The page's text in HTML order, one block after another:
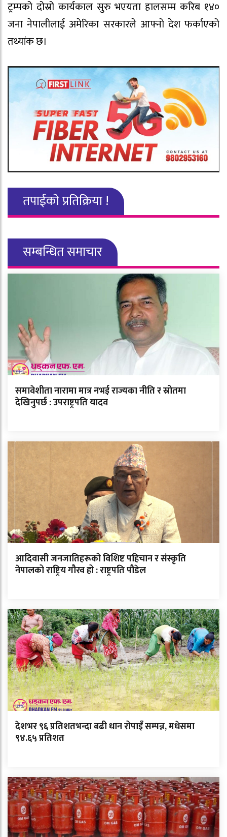
ट्रम्पको दोस्रो कार्यकाल सुरु भएयता हालसम्म करिब १४०
जना नेपालीलाई अमेरिका सरकारले आफ्नो देश फर्काएको
तथ्यांक छ।
तपाईको प्रतिक्रिया !
सम्बन्धित समाचार
समावेशीता नारामा मात्र नभई राज्यका नीति र स्रोतमा
देखिनुपर्छ : उपराष्ट्रपति यादव
आदिवासी जनजातिहरूको विशिष्ट पहिचान र संस्कृति
नेपालको राष्ट्रिय गौरव हो : राष्ट्रपति पौडेल
देशभर ९६ प्रतिशतभन्दा बढी धान रोपाइँ सम्पन्न, मधेसमा
९४.६५ प्रतिशत